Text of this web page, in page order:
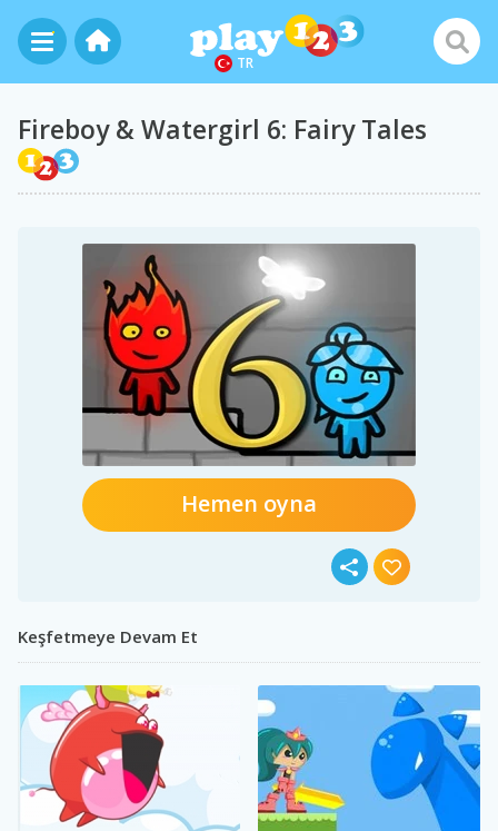
TR
Fireboy & Watergirl 6: Fairy Tales
Hemen oyna
Keşfetmeye Devam Et